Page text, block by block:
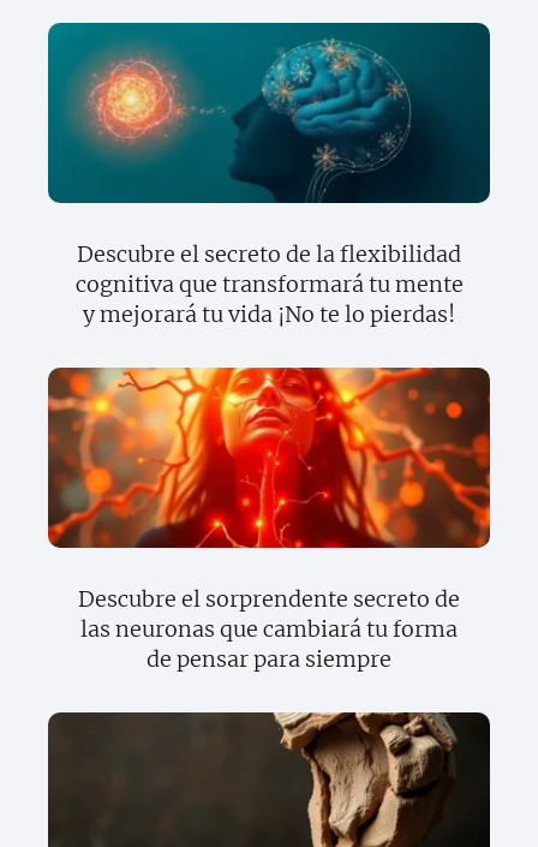
Descubre el secreto de la flexibilidad
cognitiva que transformará tu mente
y mejorará tu vida ¡No te lo pierdas!
Descubre el sorprendente secreto de
las neuronas que cambiará tu forma
de pensar para siempre